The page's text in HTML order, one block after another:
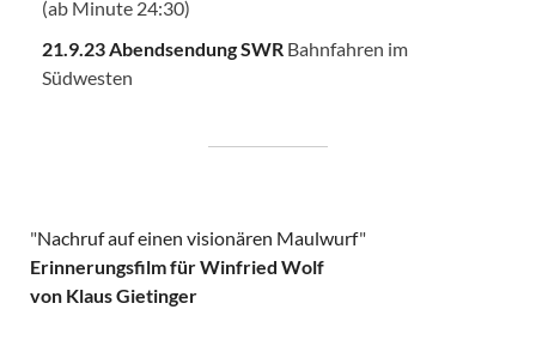
(ab Minute 24:30)
21.9.23 Abendsendung SWR Bahnfahren im
Südwesten
"Nachruf auf einen visionären Maulwurf"
Erinnerungsfilm für Winfried Wolf
von Klaus Gietinger